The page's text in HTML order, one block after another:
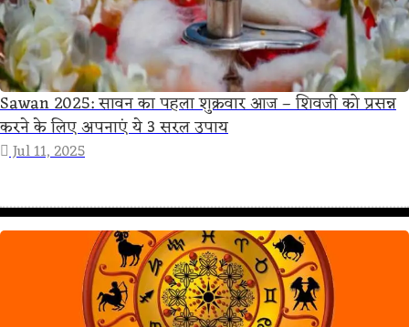
Sawan 2025: सावन का पहला शुक्रवार आज – शिवजी को प्रसन्न
करने के लिए अपनाएं ये 3 सरल उपाय
Jul 11, 2025